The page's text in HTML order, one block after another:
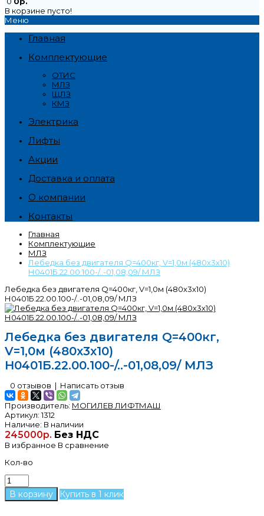
В корзине пусто!
Меню
Главная
Комплектующие
ОТИС
МЛЗ
ЩЛЗ
КМЗ
Электрика
Лифты
Акции
Доставка и оплата
О компании
Контакты
Главная
Комплектующие
МЛЗ
Лебедка без двигателя Q=400кг, V=1,0м (480х3х10)
Н0401Б.22.00.100-/..-01,08,09/ МЛЗ
Лебедка без двигателя Q=400кг, V=1,0м (480х3х10)
Н0401Б.22.00.100-/..-01,08,09/ МЛЗ
Лебедка без двигателя Q=400кг,
V=1,0м (480х3х10)
Н0401Б.22.00.100-/..-01,08,09/ МЛЗ
0 отзывов | Написать отзыв
Производитель: МОГИЛЕВ ЛИФТМАШ
Артикул:1312
Наличие: В наличии
245000р. Без НДС
В избранное В сравнение
Кол-во
Купить в 1 клик